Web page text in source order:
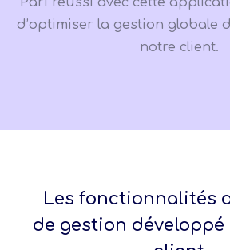
d’optimiser la gestion globale
notre client.
Les fonctionnalités
de gestion